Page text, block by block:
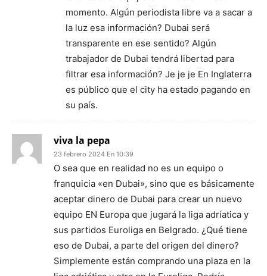
momento. Algún periodista libre va a sacar a
la luz esa información? Dubai será
transparente en ese sentido? Algún
trabajador de Dubai tendrá libertad para
filtrar esa información? Je je je En Inglaterra
es público que el city ha estado pagando en
su país.
viva la pepa
23 febrero 2024 En 10:39
O sea que en realidad no es un equipo o
franquicia «en Dubai», sino que es básicamente
aceptar dinero de Dubai para crear un nuevo
equipo EN Europa que jugará la liga adríatica y
sus partidos Euroliga en Belgrado. ¿Qué tiene
eso de Dubai, a parte del origen del dinero?
Simplemente están comprando una plaza en la